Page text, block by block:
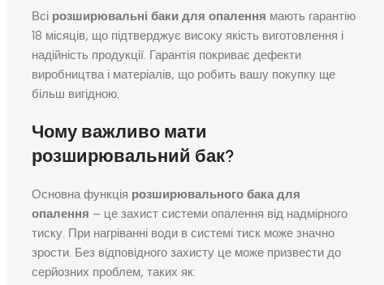
Всі розширювальні баки для опалення мають гарантію
18 місяців, що підтверджує високу якість виготовлення і
надійність продукції. Гарантія покриває дефекти
виробництва і матеріалів, що робить вашу покупку ще
більш вигідною.
Чому важливо мати
розширювальний бак?
Основна функція розширювального бака для
опалення – це захист системи опалення від надмірного
тиску. При нагріванні води в системі тиск може значно
зрости. Без відповідного захисту це може призвести до
серйозних проблем, таких як: